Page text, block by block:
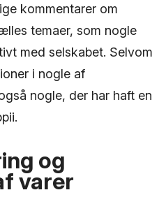
kommentarer om
temaer, som nogle
med selskabet. Selvom
i nogle af
nogle, der har haft en
og
varer